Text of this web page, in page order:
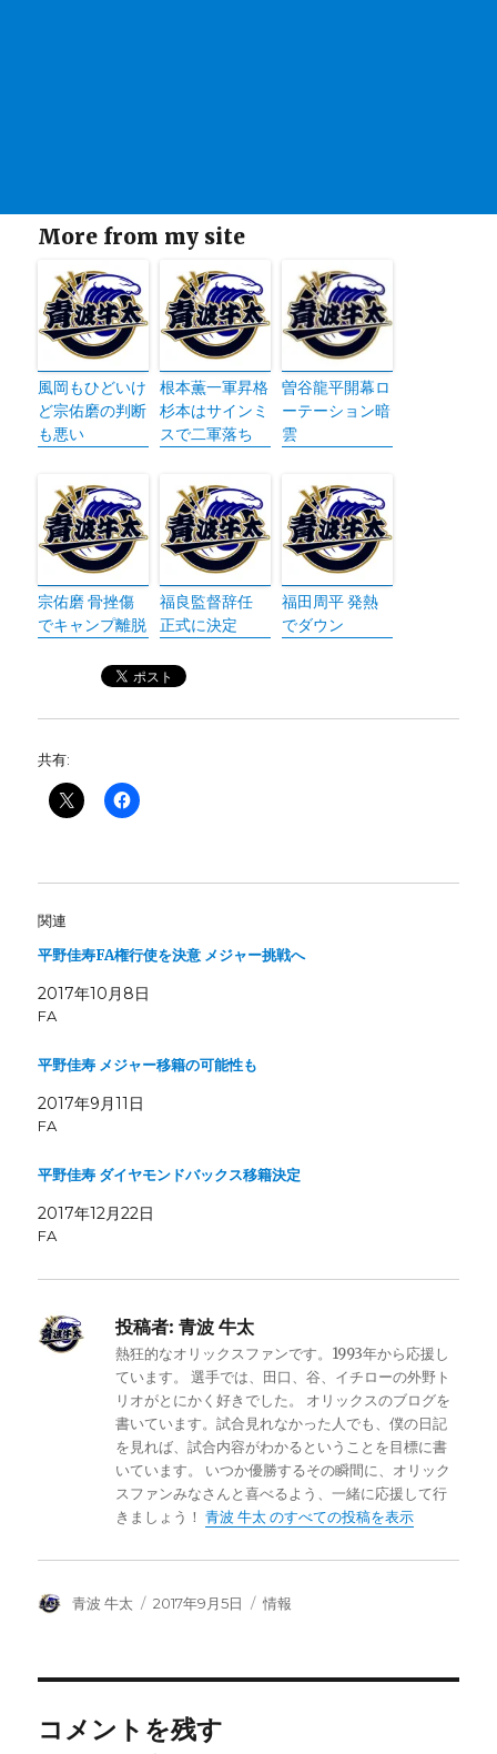
More from my site
風岡もひどいけ
ど宗佑磨の判断
も悪い
根本薫一軍昇格
杉本はサインミ
スで二軍落ち
曽谷龍平開幕ロ
ーテーション暗
雲
宗佑磨 骨挫傷
でキャンプ離脱
福良監督辞任
正式に決定
福田周平 発熱
でダウン
共有:
関連
平野佳寿FA権行使を決意 メジャー挑戦へ
2017年10月8日
FA
平野佳寿 メジャー移籍の可能性も
2017年9月11日
FA
平野佳寿 ダイヤモンドバックス移籍決定
2017年12月22日
FA
投稿者: 青波 牛太
熱狂的なオリックスファンです。1993年から応援し
ています。 選手では、田口、谷、イチローの外野ト
リオがとにかく好きでした。 オリックスのブログを
書いています。試合見れなかった人でも、僕の日記
を見れば、試合内容がわかるということを目標に書
いています。 いつか優勝するその瞬間に、オリック
スファンみなさんと喜べるよう、一緒に応援して行
きましょう！青波 牛太 のすべての投稿を表示
投
青波 牛太
投
2017年9月5日
カ
情報
コメントを残す